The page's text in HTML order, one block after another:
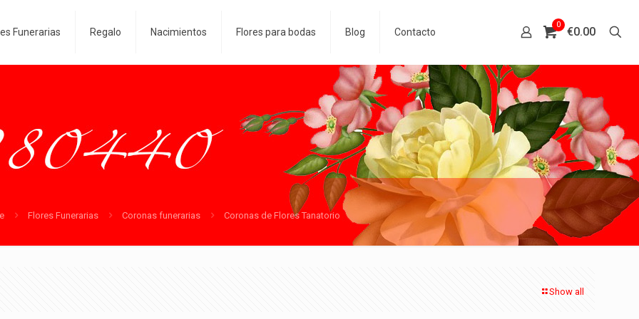
Funerarias Regalo Nacimientos Flores para bodas Blog Contacto
0
€0.00
Flores Funerarias Coronas funerarias Coronas de Flores Tanatorio
Show all